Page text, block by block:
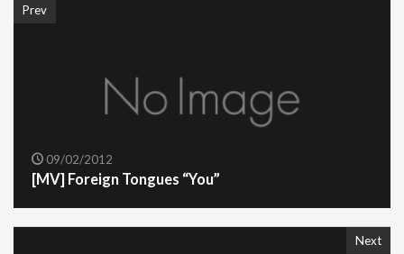
Prev
09/02/2012
[MV] Foreign Tongues “You”
Next